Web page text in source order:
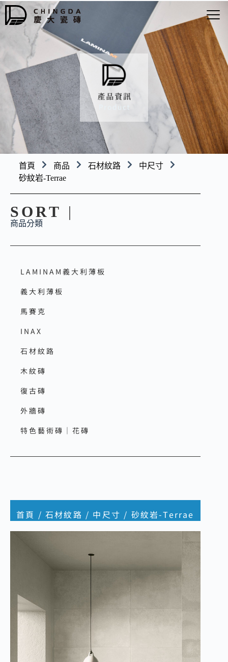
首頁 商品 石材紋路
中尺寸
砂紋岩-Terrae
SORT |
商品分類
LAMINAM義大利薄板
義大利薄板
馬賽克
INAX
石材紋路
木紋磚
復古磚
外牆磚
特色藝術磚｜花磚
首頁 /石材紋路 / 中尺寸 / 砂紋岩-Terrae